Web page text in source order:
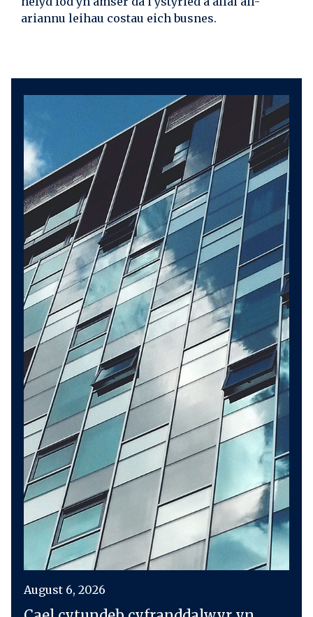
ariannu leihau costau eich busnes.
August 6, 2026